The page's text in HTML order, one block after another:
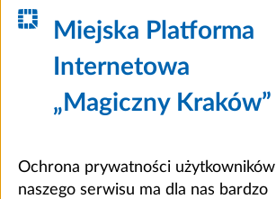
Miejska Platforma
Internetowa
„Magiczny Kraków”
Ochrona prywatności użytkowników
naszego serwisu ma dla nas bardzo